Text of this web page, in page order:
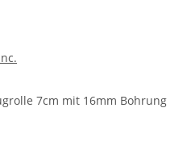
7cm mit 16mm Bohrung